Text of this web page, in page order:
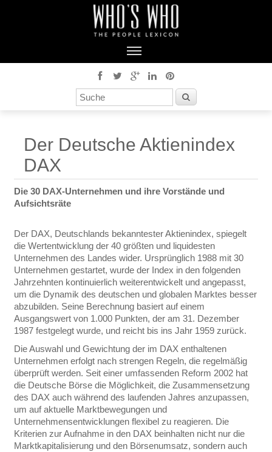
Der Deutsche Aktienindex
DAX
Die 30 DAX-Unternehmen und ihre Vorstände und
Aufsichtsräte
Der DAX, Deutschlands bekanntester Aktienindex, spiegelt
die Wertentwicklung der 40 größten und liquidesten
Unternehmen des Landes wider. Ursprünglich 1988 mit 30
Unternehmen gestartet, wurde der Index in den folgenden
Jahrzehnten kontinuierlich weiterentwickelt und angepasst,
um die Dynamik des deutschen und globalen Marktes besser
abzubilden. Seine Berechnung basiert auf einem
Ausgangswert von 1.000 Punkten, der am 31. Dezember
1987 festgelegt wurde, und reicht bis ins Jahr 1959 zurück.
Die Auswahl und Gewichtung der im DAX enthaltenen
Unternehmen erfolgt nach strengen Regeln, die regelmäßig
überprüft werden. Seit einer umfassenden Reform 2002 hat
die Deutsche Börse die Möglichkeit, die Zusammensetzung
des DAX auch während des laufenden Jahres anzupassen,
um auf aktuelle Marktbewegungen und
Unternehmensentwicklungen flexibel zu reagieren. Die
Kriterien zur Aufnahme in den DAX beinhalten nicht nur die
Marktkapitalisierung und den Börsenumsatz, sondern auch